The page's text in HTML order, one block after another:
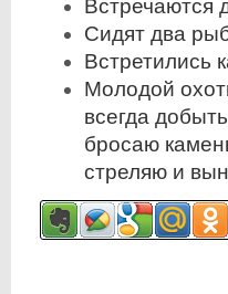
Встречаются
Сидят два
Встретились
Молодой
всегда
бросаю
стреляю и